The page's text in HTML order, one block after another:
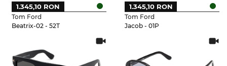
Tom Ford
Beatrix-02 - 52T
1.345,10 RON
Tom Ford
Jacob - 01P
1.345,10 RON